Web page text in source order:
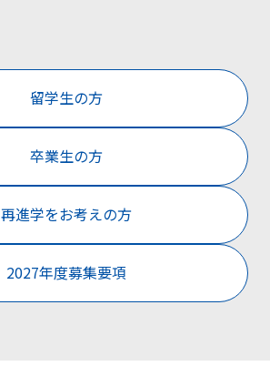
留学生の方
卒業生の方
再進学をお考えの方
2027年度募集要項